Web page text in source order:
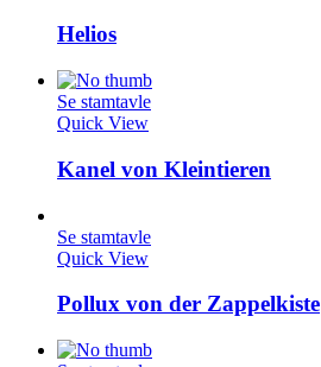
Helios
Se stamtavle
Quick View
Kanel von Kleintieren
Se stamtavle
Quick View
Pollux von der Zappelkiste